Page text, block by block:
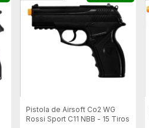
Pistola de Airsoft Co2 WG
Rossi Sport C11 NBB - 15 Tiros